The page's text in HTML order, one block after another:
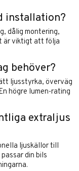
installation?
dålig montering,
är viktigt att följa
behöver?
ljusstyrka, överväg
högre lumen-rating
extraljus
ljuskällor till
din bils